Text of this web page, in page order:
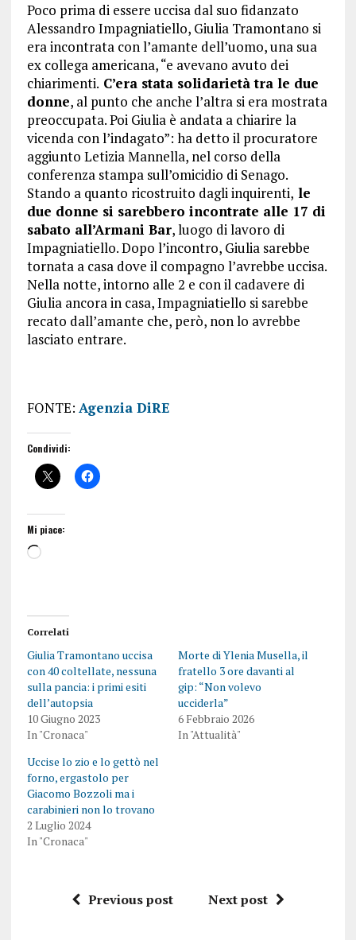
Poco prima di essere uccisa dal suo fidanzato
Alessandro Impagniatiello, Giulia Tramontano si
era incontrata con l’amante dell’uomo, una sua
ex collega americana, “e avevano avuto dei
chiarimenti. C’era stata solidarietà tra le due
donne, al punto che anche l’altra si era mostrata
preoccupata. Poi Giulia è andata a chiarire la
vicenda con l’indagato”: ha detto il procuratore
aggiunto Letizia Mannella, nel corso della
conferenza stampa sull’omicidio di Senago.
Stando a quanto ricostruito dagli inquirenti, le
due donne si sarebbero incontrate alle 17 di
sabato all’Armani Bar, luogo di lavoro di
Impagniatiello. Dopo l’incontro, Giulia sarebbe
tornata a casa dove il compagno l’avrebbe uccisa.
Nella notte, intorno alle 2 e con il cadavere di
Giulia ancora in casa, Impagniatiello si sarebbe
recato dall’amante che, però, non lo avrebbe
lasciato entrare.
FONTE: Agenzia DiRE
Condividi:
Mi piace:
Correlati
Giulia Tramontano uccisa
con 40 coltellate, nessuna
sulla pancia: i primi esiti
dell’autopsia
10 Giugno 2023
In "Cronaca"
Morte di Ylenia Musella, il
fratello 3 ore davanti al
gip: “Non volevo
ucciderla”
6 Febbraio 2026
In "Attualità"
Uccise lo zio e lo gettò nel
forno, ergastolo per
Giacomo Bozzoli ma i
carabinieri non lo trovano
2 Luglio 2024
In "Cronaca"
Previous post Next post